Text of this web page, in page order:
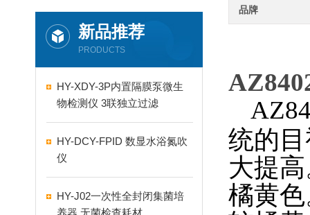
新品推荐
PRODUCTS
HY-XDY-3P内置隔膜泵微生
物检测仪 3联独立过滤
HY-DCY-FPID 数显水浴氮吹
仪
HY-J02一次性全封闭集菌培
养器 无菌检查耗材
品牌
统的
大提
橘黄